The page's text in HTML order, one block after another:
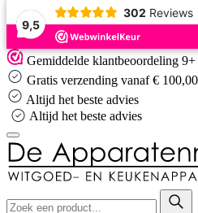
9,5
302 Reviews
Skip
to
content
Gemiddelde klantbeoordeling 9+
Gratis verzending vanaf € 100,00
Altijd het beste advies
Altijd het beste advies